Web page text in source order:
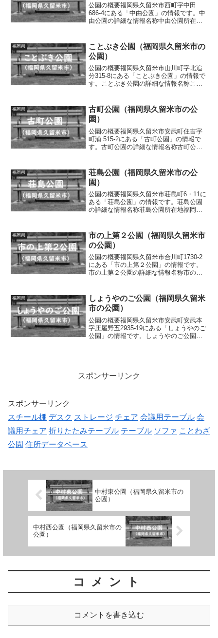
公園の概要福岡県久留米市西町字中田
686-4にある「中由公園」の情報です。中
由公園の詳細な情報名称中由公園所在地
場、ベンチトイレの有無なし車椅子対
応 トイレなし駐...
福岡県
ことぶき公園（福岡県久留米市の
公園）
公園の概要福岡県久留米市山川町字北追
分315-8にある「ことぶき公園」の情報で
す。ことぶき公園の詳細な情報名称こと
設・遊具スプリング遊具、ベンチトイレ
の有無なし車...
福岡県
古町公園（福岡県久留米市の公
園）
公園の概要福岡県久留米市安武町住吉字
町浦 515-2にある「古町公園」の情報で
す。古町公園の詳細な情報名称古町公園
具滑り台、ブランコ、ベンチ、水道トイ
レの有無あ...
福岡県
荘島公園（福岡県久留米市の公
園）
公園の概要福岡県久留米市荘島町6・11に
ある「荘島公園」の情報です。荘島公園
の詳細な情報名称荘島公園所在地福岡県
ープ遊具）、バスケットゴール、ブラン
コ、ジャングルジ...
福岡県
市の上第２公園（福岡県久留米市
の公園）
公園の概要福岡県久留米市合川町1730-2
にある「市の上第２公園」の情報です。
市の上第２公園の詳細な情報名称市の上
遊具滑り台、ブランコ、ベンチトイレの
有無なし車椅子...
福岡県
しょうやのご公園（福岡県久留米
市の公園）
公園の概要福岡県久留米市安武町安武本
字庄屋野五2935-19にある「しょうやのご
公園」の情報です。しょうやのご公園の
スポンサーリンク
スポンサーリンク
スチール棚 デスク ストレージ チェア 会議用テーブル 会
議用チェア 折りたたみテーブル テーブル ソファ ことわざ
公園 住所データベース
中村東公園（福岡県久留米市の
公園）
中村西公園（福岡県久留米市の
公園）
コメント
コメントを書き込む